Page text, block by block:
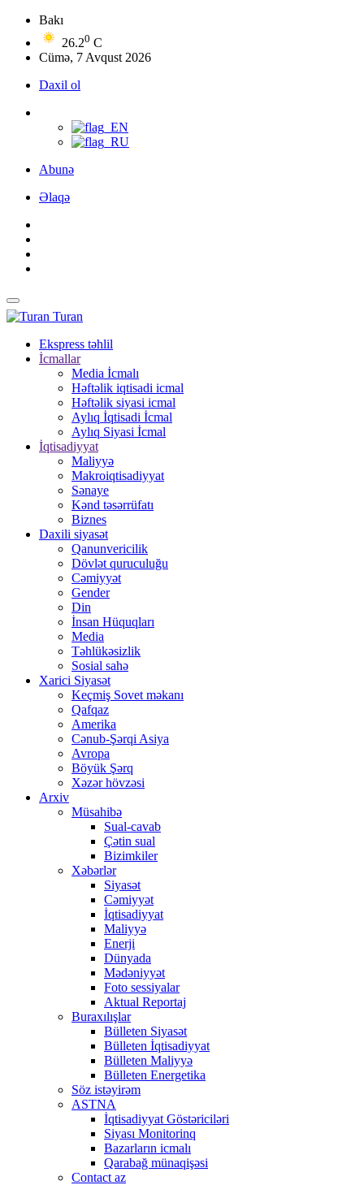
Bakı
26.20 C
Cümə, 7 Avqust 2026
Daxil ol
Abunə
Əlaqə
Turan
Ekspress təhlil
İcmallar
Media İcmalı
Həftəlik iqtisadi icmal
Həftəlik siyasi icmal
Aylıq İqtisadi İcmal
Aylıq Siyasi İcmal
İqtisadiyyat
Maliyyə
Makroiqtisadiyyat
Sənaye
Kənd təsərrüfatı
Biznes
Daxili siyasət
Qanunvericilik
Dövlət quruculuğu
Cəmiyyət
Gender
Din
İnsan Hüquqları
Media
Təhlükəsizlik
Sosial sahə
Xarici Siyasət
Keçmiş Sovet məkanı
Qafqaz
Amerika
Cənub-Şərqi Asiya
Avropa
Böyük Şərq
Xəzər hövzəsi
Arxiv
Müsahibə
Sual-cavab
Çətin sual
Bizimkiler
Xəbərlər
Siyasət
Cəmiyyət
İqtisadiyyat
Maliyyə
Enerji
Dünyada
Mədəniyyət
Foto sessiyalar
Aktual Reportaj
Buraxılışlar
Bülleten Siyasət
Bülleten İqtisadiyyat
Bülleten Maliyyə
Bülleten Energetika
Söz istəyirəm
ASTNA
İqtisadiyyat Göstəriciləri
Siyası Monitorinq
Bazarların icmalı
Qarabağ münaqişəsi
Contact az